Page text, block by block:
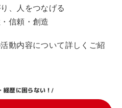
、人をつなげる
信頼・創造
動内容について詳しくご紹
経歴に困らない！/